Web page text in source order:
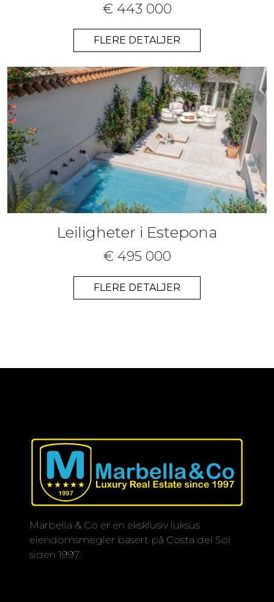
€ 443 000
FLERE DETALJER
Leiligheter i Estepona
€ 495 000
FLERE DETALJER
Marbella & Co er en eksklusiv luksus
eiendomsmegler basert på Costa del Sol
siden 1997.